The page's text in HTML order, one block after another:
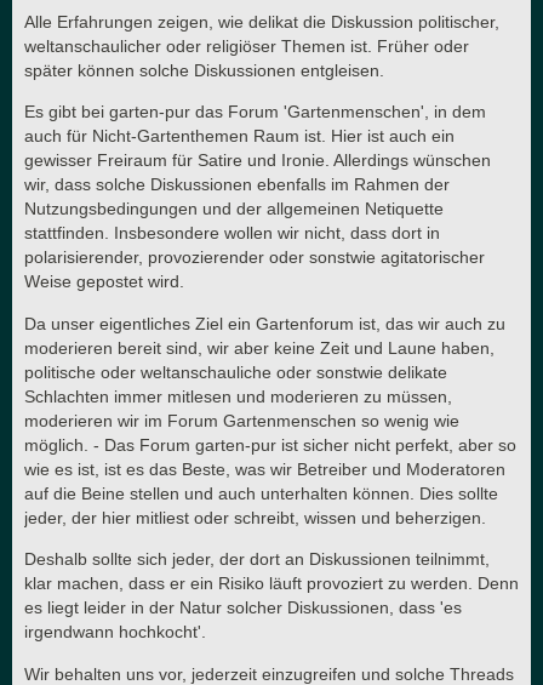
Alle Erfahrungen zeigen, wie delikat die Diskussion politischer,
weltanschaulicher oder religiöser Themen ist. Früher oder
später können solche Diskussionen entgleisen.
Es gibt bei garten-pur das Forum 'Gartenmenschen', in dem
auch für Nicht-Gartenthemen Raum ist. Hier ist auch ein
gewisser Freiraum für Satire und Ironie. Allerdings wünschen
wir, dass solche Diskussionen ebenfalls im Rahmen der
Nutzungsbedingungen und der allgemeinen Netiquette
stattfinden. Insbesondere wollen wir nicht, dass dort in
polarisierender, provozierender oder sonstwie agitatorischer
Weise gepostet wird.
Da unser eigentliches Ziel ein Gartenforum ist, das wir auch zu
moderieren bereit sind, wir aber keine Zeit und Laune haben,
politische oder weltanschauliche oder sonstwie delikate
Schlachten immer mitlesen und moderieren zu müssen,
moderieren wir im Forum Gartenmenschen so wenig wie
möglich. - Das Forum garten-pur ist sicher nicht perfekt, aber so
wie es ist, ist es das Beste, was wir Betreiber und Moderatoren
auf die Beine stellen und auch unterhalten können. Dies sollte
jeder, der hier mitliest oder schreibt, wissen und beherzigen.
Deshalb sollte sich jeder, der dort an Diskussionen teilnimmt,
klar machen, dass er ein Risiko läuft provoziert zu werden. Denn
es liegt leider in der Natur solcher Diskussionen, dass 'es
irgendwann hochkocht'.
Wir behalten uns vor, jederzeit einzugreifen und solche Threads